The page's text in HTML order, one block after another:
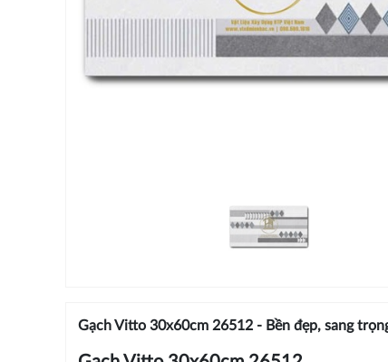
Gạch Vitto 30x60cm 26512 - Bền đẹp, sang